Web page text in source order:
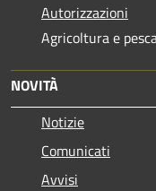
Autorizzazioni
Agricoltura e
NOVITÀ
Notizie
Comunicati
Avvisi